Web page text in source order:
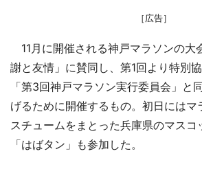
［広告］
11月に開催される神戸マラソンの大
謝と友情」に賛同し、第1回より特別協
「第3回神戸マラソン実行委員会」と
げるために開催するもの。初日にはマ
スチュームをまとった兵庫県のマスコ
「はばタン」も参加した。